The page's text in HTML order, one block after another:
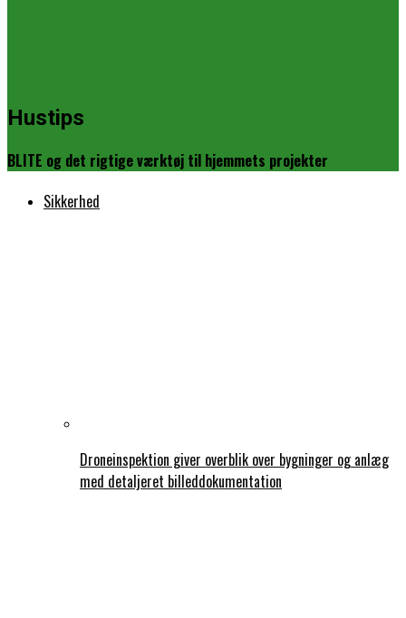
Hustips
BLITE og det rigtige værktøj til hjemmets projekter
Sikkerhed
Droneinspektion giver overblik over bygninger og anlæg
med detaljeret billeddokumentation